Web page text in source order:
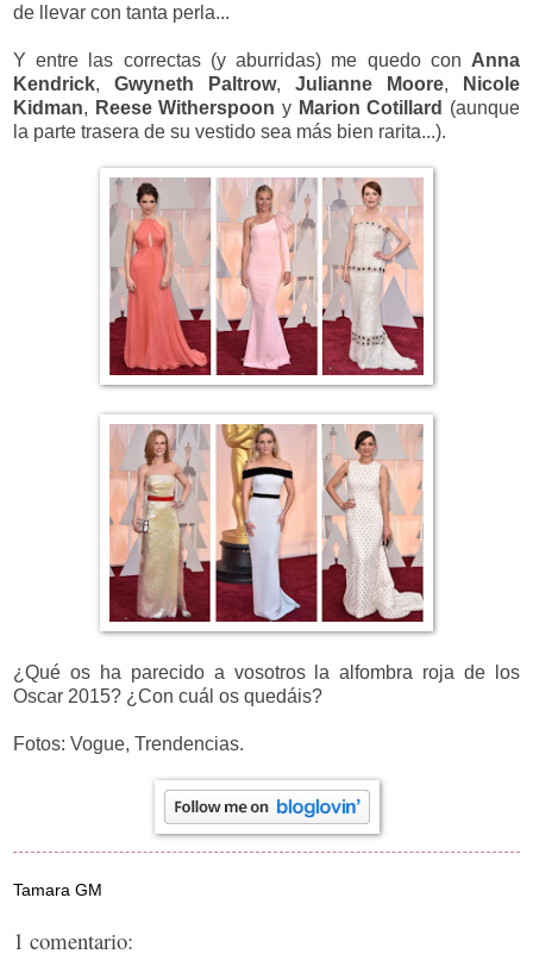
de llevar con tanta perla...
Y entre las correctas (y aburridas) me quedo con Anna
Kendrick, Gwyneth Paltrow, Julianne Moore,
Nicole
Kidman, Reese Witherspoon y Marion Cotillard (aunque
la parte trasera de su vestido sea más bien rarita...).
¿Qué os ha parecido a vosotros la alfombra roja de los
Oscar 2015? ¿Con cuál os quedáis?
Fotos: Vogue, Trendencias.
Tamara GM
1 comentario: